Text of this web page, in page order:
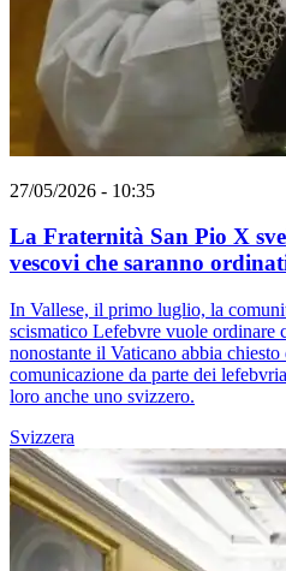
27/05/2026 - 10:35
La Fraternità San Pio X
vescovi che saranno
In Vallese, il primo luglio, la
scismatico Lefebvre vuole ordinare
nonostante il Vaticano abbia
comunicazione da parte dei
loro anche uno svizzero.
Svizzera